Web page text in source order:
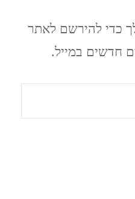
כדי להירשם לאתר
חדשים במייל.